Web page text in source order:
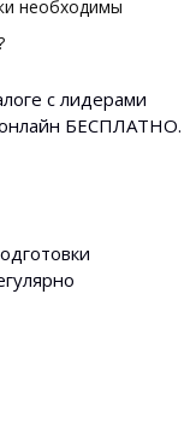
необходимы
с лидерами
онлайн БЕСПЛАТНО.